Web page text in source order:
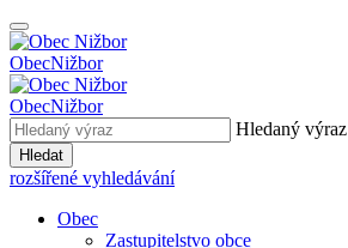
ObecNižbor
ObecNižbor
Hledaný výraz
Hledat
rozšířené vyhledávání
Obec
Zastupitelstvo obce